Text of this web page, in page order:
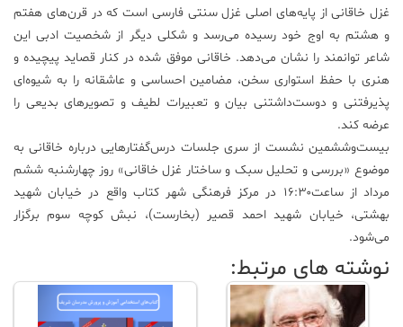
غزل خاقانی از پایه‌های اصلی غزل سنتی فارسی است که در قرن‌های هفتم
و هشتم به اوج خود رسیده می‌رسد و شکلی دیگر از شخصیت ادبی این
شاعر توانمند را نشان می‌دهد. خاقانی موفق شده در کنار قصاید پیچیده‌ و
هنری با حفظ استواری سخن، مضامین احساسی و عاشقانه را به شیوه‌ای
پذیرفتنی و دوست‌داشتنی بیان و تعبیرات لطیف و تصویرهای بدیعی را
عرضه کند.
بیست‌وششمین نشست از سری جلسات درس‌گفتارهایی درباره‌ خاقانی به
موضوع «بررسی و تحلیل سبک و ساختار غزل خاقانی» روز چهارشنبه ششم
مرداد از ساعت۱۶:۳۰ در مرکز فرهنگی شهر کتاب واقع در خیابان شهید
بهشتی، خیابان شهید احمد قصیر (بخارست)، نبش کوچه‌ سوم برگزار
می‌شود.
نوشته های مرتبط: